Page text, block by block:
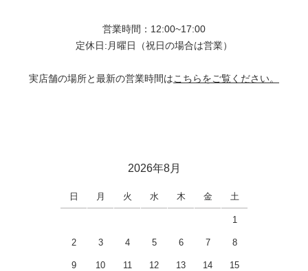
営業時間：12:00~17:00
定休日:月曜日（祝日の場合は営業）
実店舗の場所と最新の営業時間はこちらをご覧ください。
2026年8月
日 月 火 水 木 金 土
1
2 3 4 5 6 7 8
9 10 11 12 13 14 15